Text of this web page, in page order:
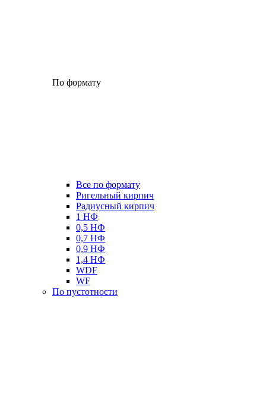
По формату
Все по формату
Ригельный кирпич
Радиусный кирпич
1 НФ
0,5 НФ
0,7 НФ
0,9 НФ
1,4 НФ
WDF
WF
По пустотности